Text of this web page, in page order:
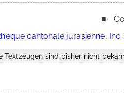
■ =
cantonale jurasienne, Inc.
Textzeugen sind bisher nicht